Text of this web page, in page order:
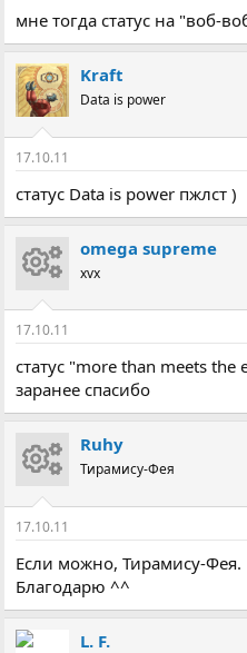
мне тогда статус на "воб-
Kraft
Data is power
17.10.11
статус Data is power пжлст )
omega supreme
xvx
17.10.11
статус "more than meets the
заранее спасибо
Ruhy
Тирамису-Фея
17.10.11
Если можно, Тирамису-Фея.
Благодарю ^^
L. F.